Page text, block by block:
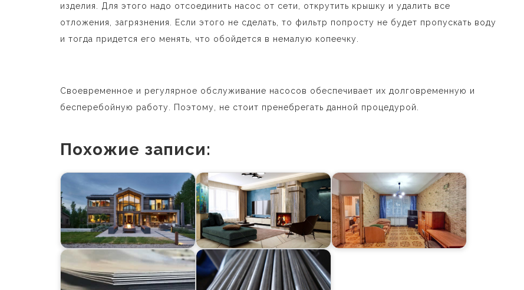
изделия. Для этого надо отсоединить насос от сети, открутить крышку и удалить все
отложения, загрязнения. Если этого не сделать, то фильтр попросту не будет пропускать воду
и тогда придется его менять, что обойдется в немалую копеечку.
Своевременное и регулярное обслуживание насосов обеспечивает их долговременную и
бесперебойную работу. Поэтому, не стоит пренебрегать данной процедурой.
Похожие записи: